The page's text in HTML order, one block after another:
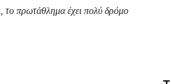
το πρωτάθλημα έχει πολύ δρόμο